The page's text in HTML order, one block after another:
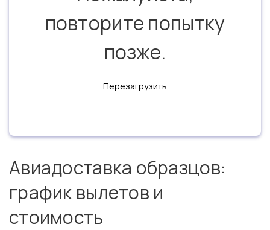
повторите попытку
позже.
Перезагрузить
Авиадоставка образцов:
график вылетов и
стоимость